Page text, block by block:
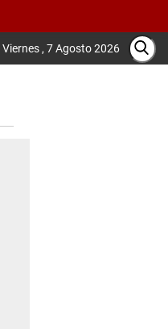
Viernes , 7 Agosto 2026